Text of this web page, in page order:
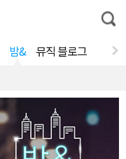
통
합
밤& 뮤직 블로그